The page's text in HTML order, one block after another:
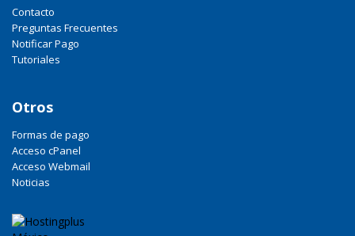
Contacto
Preguntas Frecuentes
Notificar Pago
Tutoriales
Otros
Formas de pago
Acceso cPanel
Acceso Webmail
Noticias